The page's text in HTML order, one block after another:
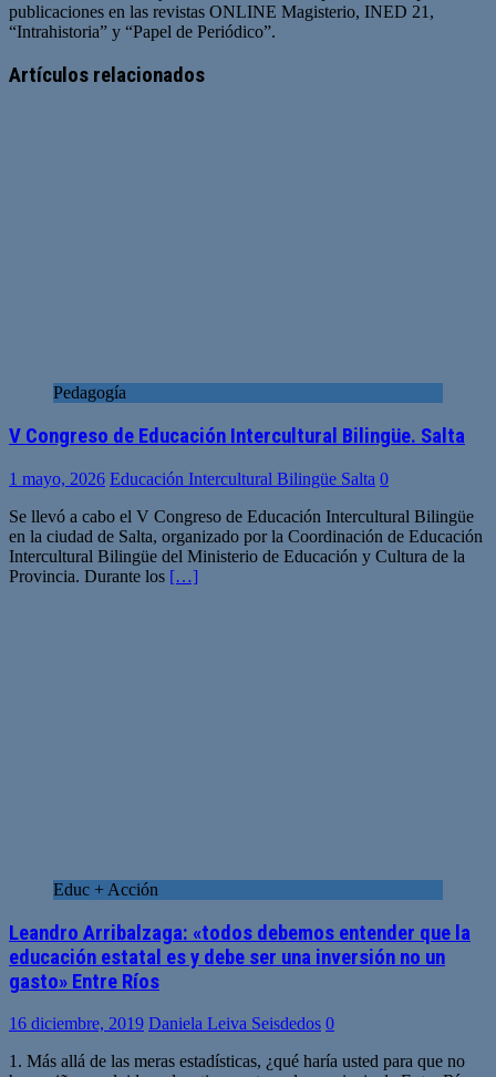
publicaciones en las revistas ONLINE Magisterio, INED 21,
“Intrahistoria” y “Papel de Periódico”.
web
Artículos relacionados
Pedagogía
V Congreso de Educación Intercultural Bilingüe. Salta
1 mayo, 2026 Educación Intercultural Bilingüe Salta 0
Se llevó a cabo el V Congreso de Educación Intercultural Bilingüe
en la ciudad de Salta, organizado por la Coordinación de Educación
Intercultural Bilingüe del Ministerio de Educación y Cultura de la
Provincia. Durante los […]
Educ + Acción
Leandro Arribalzaga: «todos debemos entender que la
educación estatal es y debe ser una inversión no un
gasto» Entre Ríos
16 diciembre, 2019 Daniela Leiva Seisdedos 0
1. Más allá de las meras estadísticas, ¿qué haría usted para que no